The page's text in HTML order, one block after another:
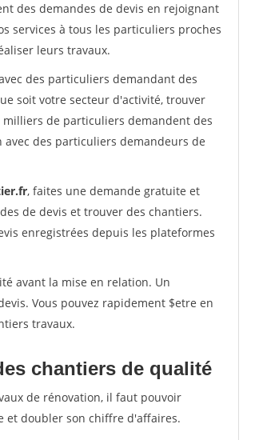
des demandes de devis en rejoignant
services à tous les particuliers proches
leurs travaux.
des particuliers demandant des
soit votre secteur d'activité, trouver
milliers de particuliers demandent des
des particuliers demandeurs de
, faites une demande gratuite et
de devis et trouver des chantiers.
enregistrées depuis les plateformes
avant la mise en relation. Un
Vous pouvez rapidement $etre en
travaux.
chantiers de qualité
de rénovation, il faut pouvoir
et doubler son chiffre d'affaires.